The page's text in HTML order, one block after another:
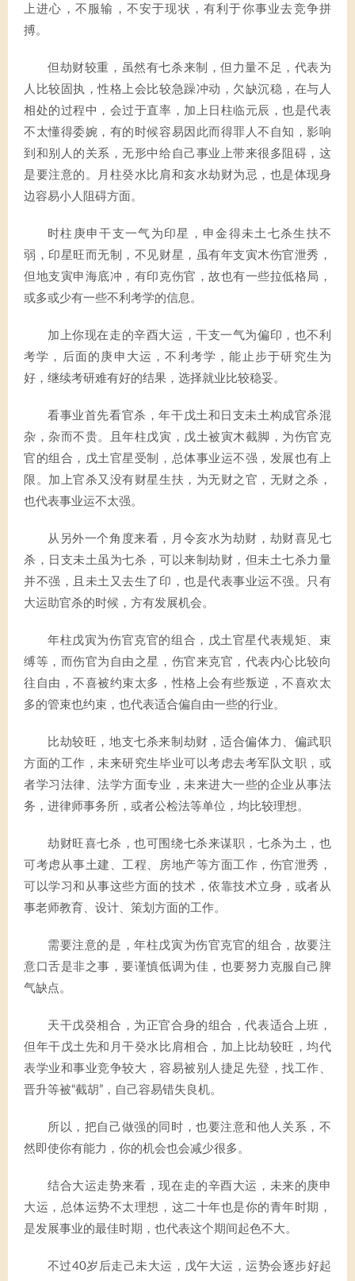
上进心，不服输，不安于现状，有利于你事业去竞争拼
搏。
但劫财较重，虽然有七杀来制，但力量不足，代表为
人比较固执，性格上会比较急躁冲动，欠缺沉稳，在与人
相处的过程中，会过于直率，加上日柱临元辰，也是代表
不太懂得委婉，有的时候容易因此而得罪人不自知，影响
到和别人的关系，无形中给自己事业上带来很多阻碍，这
是要注意的。月柱癸水比肩和亥水劫财为忌，也是体现身
边容易小人阻碍方面。
时柱庚申干支一气为印星，申金得未土七杀生扶不
弱，印星旺而无制，不见财星，虽有年支寅木伤官泄秀，
但地支寅申海底冲，有印克伤官，故也有一些拉低格局，
或多或少有一些不利考学的信息。
加上你现在走的辛酉大运，干支一气为偏印，也不利
考学，后面的庚申大运，不利考学，能止步于研究生为
好，继续考研难有好的结果，选择就业比较稳妥。
看事业首先看官杀，年干戊土和日支未土构成官杀混
杂，杂而不贵。且年柱戊寅，戊土被寅木截脚，为伤官克
官的组合，戊土官星受制，总体事业运不强，发展也有上
限。加上官杀又没有财星生扶，为无财之官，无财之杀，
也代表事业运不太强。
从另外一个角度来看，月令亥水为劫财，劫财喜见七
杀，日支未土虽为七杀，可以来制劫财，但未土七杀力量
并不强，且未土又去生了印，也是代表事业运不强。只有
大运助官杀的时候，方有发展机会。
年柱戊寅为伤官克官的组合，戊土官星代表规矩、束
缚等，而伤官为自由之星，伤官来克官，代表内心比较向
往自由，不喜被约束太多，性格上会有些叛逆，不喜欢太
多的管束也约束，也代表适合偏自由一些的行业。
比劫较旺，地支七杀来制劫财，适合偏体力、偏武职
方面的工作，未来研究生毕业可以考虑去考军队文职，或
者学习法律、法学方面专业，未来进大一些的企业从事法
务，进律师事务所，或者公检法等单位，均比较理想。
劫财旺喜七杀，也可围绕七杀来谋职，七杀为土，也
可考虑从事土建、工程、房地产等方面工作，伤官泄秀，
可以学习和从事这些方面的技术，依靠技术立身，或者从
事老师教育、设计、策划方面的工作。
需要注意的是，年柱戊寅为伤官克官的组合，故要注
意口舌是非之事，要谨慎低调为佳，也要努力克服自己脾
气缺点。
天干戊癸相合，为正官合身的组合，代表适合上班，
但年干戊土先和月干癸水比肩相合，加上比劫较旺，均代
表学业和事业竞争较大，容易被别人捷足先登，找工作、
晋升等被“截胡”，自己容易错失良机。
所以，把自己做强的同时，也要注意和他人关系，不
然即使你有能力，你的机会也会减少很多。
结合大运走势来看，现在走的辛酉大运，未来的庚申
大运，总体运势不太理想，这二十年也是你的青年时期，
是发展事业的最佳时期，也代表这个期间起色不大。
不过40岁后走己未大运，戊午大运，运势会逐步好起